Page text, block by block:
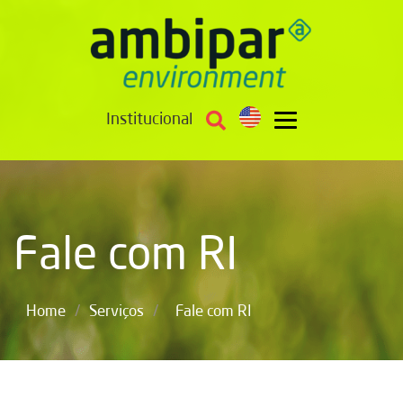
Institucional
Fale com RI
Home / Serviços / Fale com RI